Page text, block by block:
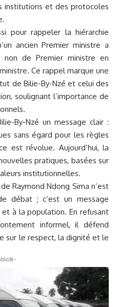
institutions et des protocoles
pour rappeler la hiérarchie
ancien Premier ministre a
de Premier ministre en
Ce rappel marque une
de Bilie-By-Nzé et celui des
soulignant l’importance de
By-Nzé un message clair :
sans égard pour les règles
est révolue. Aujourd’hui, la
pratiques, basées sur
institutionnelles.
Raymond Ndong Sima n’est
débat ; c’est un message
à la population. En refusant
informel, il défend
sur le respect, la dignité et le
-